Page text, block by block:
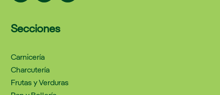
Secciones
Carnicería
Charcutería
Frutas y Verduras